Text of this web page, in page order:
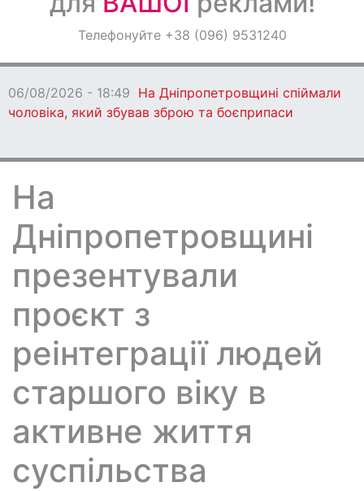
ОголошенняТелефонуйте +38 (096) 9531240
06/08/2026 - 18:49 На Дніпропетровщині спіймали
чоловіка, який збував зброю та боєприпаси
На
Дніпропетровщині
презентували
проєкт з
реінтеграції людей
старшого віку в
активне життя
суспільства